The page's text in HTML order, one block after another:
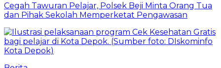
Cegah Tawuran Pelajar, Polsek Beji Minta Orang Tua
dan Pihak Sekolah Memperketat Pengawasan